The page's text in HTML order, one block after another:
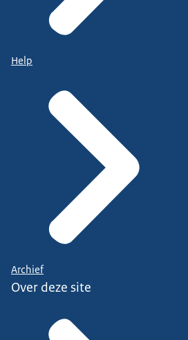
Help
Archief
Over deze site